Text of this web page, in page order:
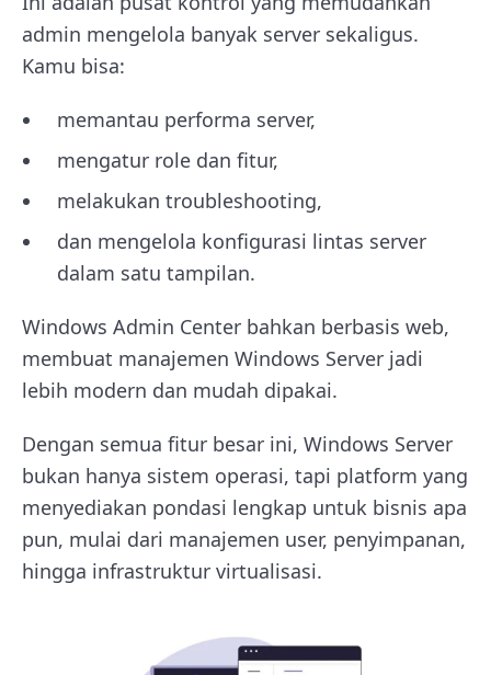
admin mengelola banyak server sekaligus.
Kamu bisa:
memantau performa server,
mengatur role dan fitur,
melakukan troubleshooting,
dan mengelola konfigurasi lintas server
dalam satu tampilan.
Windows Admin Center bahkan berbasis web,
membuat manajemen Windows Server jadi
lebih modern dan mudah dipakai.
Dengan semua fitur besar ini, Windows Server
bukan hanya sistem operasi, tapi platform yang
menyediakan pondasi lengkap untuk bisnis apa
pun, mulai dari manajemen user, penyimpanan,
hingga infrastruktur virtualisasi.